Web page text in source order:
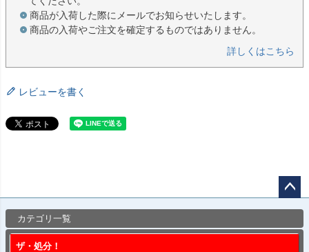
商品が入荷した際にメールでお知らせいたします。
商品の入荷やご注文を確定するものではありません。
詳しくはこちら
レビューを書く
カテゴリ一覧
ザ・処分！
ップ